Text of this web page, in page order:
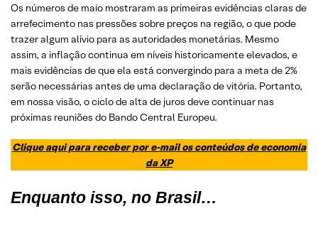
Os números de maio mostraram as primeiras evidências claras de
arrefecimento nas pressões sobre preços na região, o que pode
trazer algum alívio para as autoridades monetárias. Mesmo
assim, a inflação continua em níveis historicamente elevados, e
mais evidências de que ela está convergindo para a meta de 2%
serão necessárias antes de uma declaração de vitória. Portanto,
em nossa visão, o ciclo de alta de juros deve continuar nas
próximas reuniões do Bando Central Europeu.
Clique aqui para receber por e-mail os conteúdos de economia
da XP
Enquanto isso, no Brasil…